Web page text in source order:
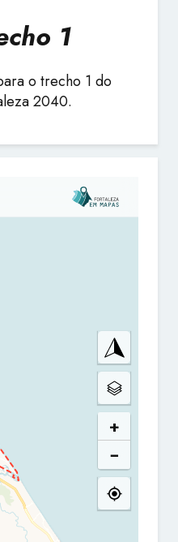
1
o trecho 1 do
2040.